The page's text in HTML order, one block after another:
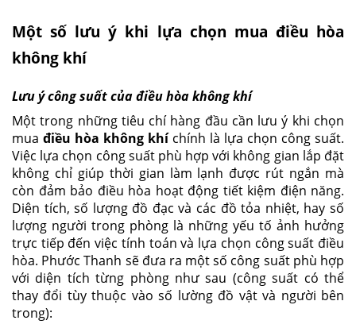
Một số lưu ý khi lựa chọn mua điều hòa
không khí
Lưu ý công suất của điều hòa không khí
Một trong những tiêu chí hàng đầu cần lưu ý khi chọn
mua điều hòa không khíchính là lựa chọn công suất.
Việc lựa chọn công suất phù hợp với không gian lắp đặt
không chỉ giúp thời gian làm lạnh được rút ngắn mà
còn đảm bảo điều hòa hoạt động tiết kiệm điện năng.
Diện tích, số lượng đồ đạc và các đồ tỏa nhiệt, hay số
lượng người trong phòng là những yếu tố ảnh hưởng
trực tiếp đến việc tính toán và lựa chọn công suất điều
hòa. Phước Thanh sẽ đưa ra một số công suất phù hợp
với diện tích từng phòng như sau (công suất có thể
thay đổi tùy thuộc vào số lường đồ vật và người bên
trong):